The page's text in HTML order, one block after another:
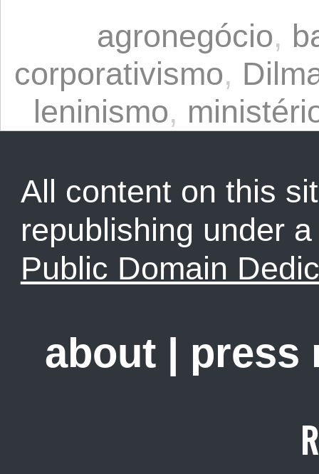
agronegócio,
corporativismo,
leninismo,
All content on this
republishing under
Public Domain
about press